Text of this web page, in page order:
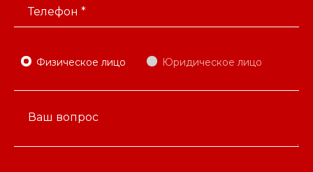
Телефон *
Физическое лицо Юридическое лицо
Ваш вопрос